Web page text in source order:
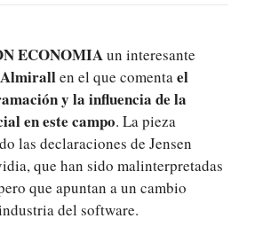
ECONOMIAun interesante
Almirallen el que comentael
y la influencia de la
en este campo. La pieza
las declaraciones de Jensen
que han sido malinterpretadas
que apuntan a un cambio
del software.